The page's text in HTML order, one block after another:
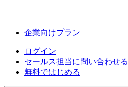
企業向けプラン
ログイン
セールス担当に問い合わせる
無料ではじめる